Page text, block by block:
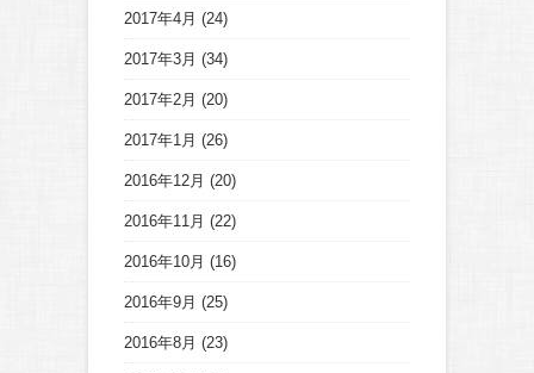
2017年4月 (24)
2017年3月 (34)
2017年2月 (20)
2017年1月 (26)
2016年12月 (20)
2016年11月 (22)
2016年10月 (16)
2016年9月 (25)
2016年8月 (23)